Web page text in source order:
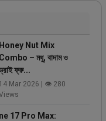
Honey Nut Mix
Combo – মধু, বাদাম ও
ফ্রু...
14 Mar 2026 | 👁 280
17 Pro Max: